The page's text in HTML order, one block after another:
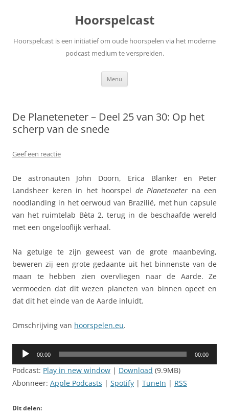
Hoorspelcast
Hoorspelcast is een initiatief om oude hoorspelen via het moderne
podcast medium te verspreiden.
Menu
De Planeteneter – Deel 25 van 30: Op het
scherp van de snede
Geef een reactie
De astronauten John Doorn, Erica Blanker en Peter
Landsheer keren in het hoorspel de Planeteneter na een
noodlanding in het oerwoud van Brazilië, met hun capsule
van het ruimtelab Bèta 2, terug in de beschaafde wereld
met een ongelooflijk verhaal.
Na getuige te zijn geweest van de grote maanbeving,
beweren zij een grote gedaante uit het binnenste van de
maan te hebben zien overvliegen naar de Aarde. Ze
vermoeden dat dit wezen planeten van binnen opeet en
dat dit het einde van de Aarde inluidt.
Omschrijving van hoorspelen.eu.
Audiospeler
00:00 00:00
Podcast: Play in new window | Download (9.9MB)
Abonneer: Apple Podcasts | Spotify | TuneIn | RSS
Dit delen: